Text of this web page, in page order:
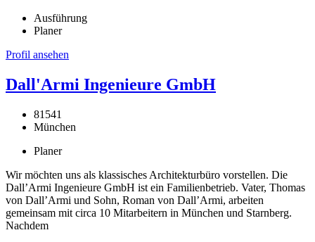
Ausführung
Planer
Profil ansehen
Dall'Armi Ingenieure GmbH
81541
München
Planer
Wir möchten uns als klassisches Architekturbüro vorstellen. Die
Dall’Armi Ingenieure GmbH ist ein Familienbetrieb. Vater, Thomas
von Dall’Armi und Sohn, Roman von Dall’Armi, arbeiten
gemeinsam mit circa 10 Mitarbeitern in München und Starnberg.
Nachdem